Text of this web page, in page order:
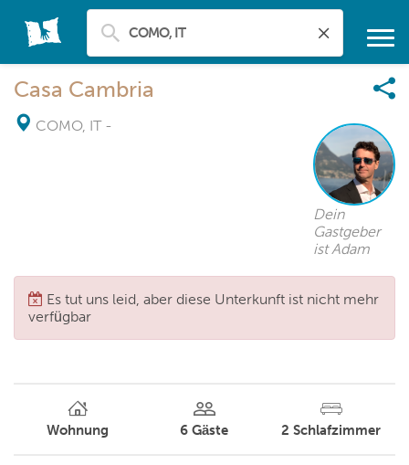
Casa Cambria
COMO, IT -
Dein
Gastgeber
ist Adam
Es tut uns leid, aber diese Unterkunft ist nicht mehr
verfügbar
Wohnung 6 Gäste 2 Schlafzimmer